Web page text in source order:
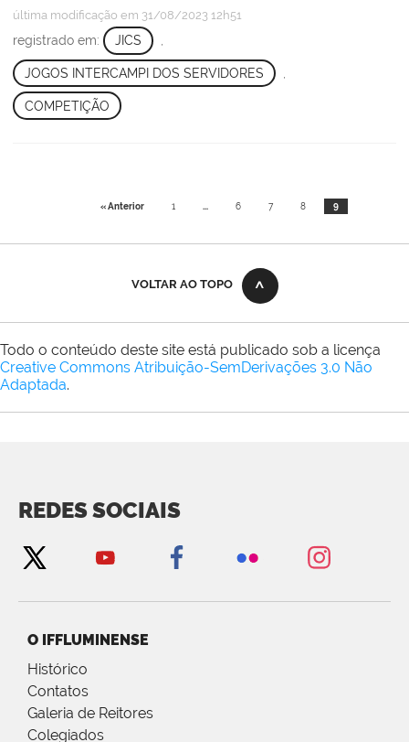
última modificação em 31/08/2023 12h51
registrado em: JICS ,
JOGOS INTERCAMPI DOS SERVIDORES
COMPETIÇÃO
« Anterior 1 ... 6 7 8 9
VOLTAR AO TOPO
Todo o conteúdo deste site está publicado sob a licença
Creative Commons Atribuição-SemDerivações 3.0 Não
Adaptada.
REDES SOCIAIS
O IFFLUMINENSE
Histórico
Contatos
Galeria de Reitores
Colegiados